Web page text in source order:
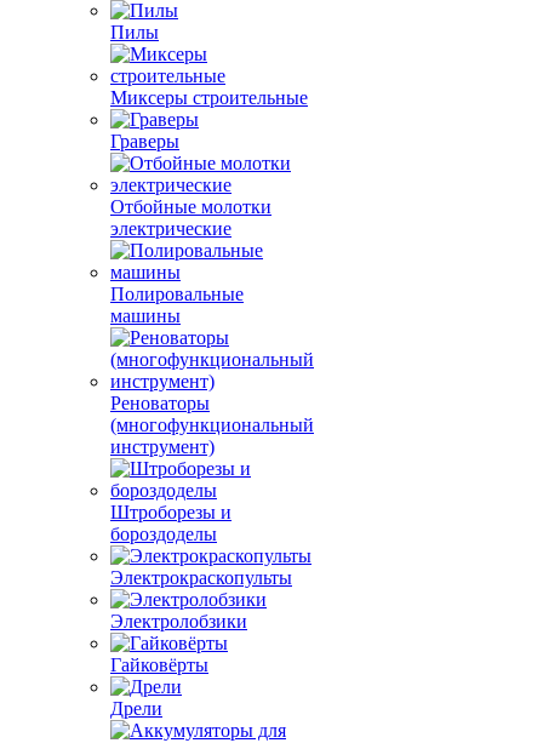
Пилы
Миксеры строительные
Граверы
Отбойные молотки
электрические
Полировальные
машины
Реноваторы
(многофункциональный
инструмент)
Штроборезы и
бороздоделы
Электрокраскопульты
Электролобзики
Гайковёрты
Дрели